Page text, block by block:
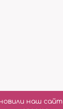
наш